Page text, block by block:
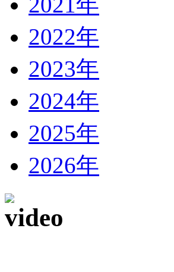
2022年
2023年
2024年
2025年
2026年